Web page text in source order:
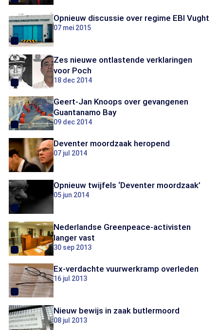
Opnieuw discussie over regime EBI Vught
07 mei 2015
Zes nieuwe ontlastende verklaringen
voor Poch
18 dec 2014
Geert-Jan Knoops over gevangenen
Guantanamo Bay
09 dec 2014
Deventer moordzaak heropend
07 jul 2014
Opnieuw twijfels ‘Deventer moordzaak’
05 jun 2014
Nederlandse Greenpeace-activisten
langer vast
30 sep 2013
Ex-verdachte vuurwerkramp overleden
16 jul 2013
Nieuw bewijs in zaak butlermoord
08 jul 2013